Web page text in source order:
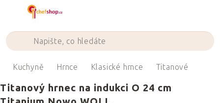
Kuchyně Hrnce Klasické hrnce Titanové
Titanový hrnec na indukci O 24 cm